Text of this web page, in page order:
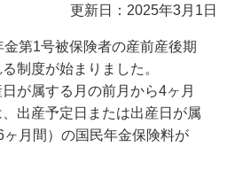
更新日：2025年3月1日
第1号被保険者の産前産後期
制度が始まりました。
が属する月の前月から4ヶ月
出産予定日または出産日が属
月間）の国民年金保険料が